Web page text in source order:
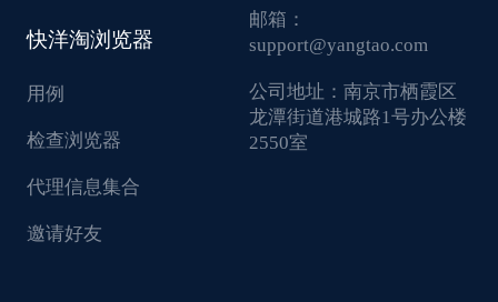
快洋淘浏览器
用例
检查浏览器
代理信息集合
邀请好友
邮箱：
support@yangtao.com
公司地址： 南京市栖霞区
龙潭街道港城路1号办公楼
2550室